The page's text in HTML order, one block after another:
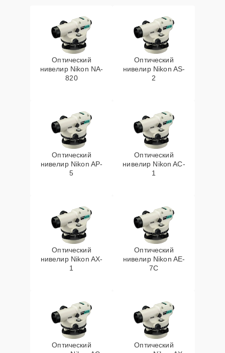
Оптический
нивелир Nikon NA-
820
Оптический
нивелир Nikon AS-
2
Оптический
нивелир Nikon AP-
5
Оптический
нивелир Nikon AC-
1
Оптический
нивелир Nikon AX-
1
Оптический
нивелир Nikon AE-
7C
Оптический
Оптический